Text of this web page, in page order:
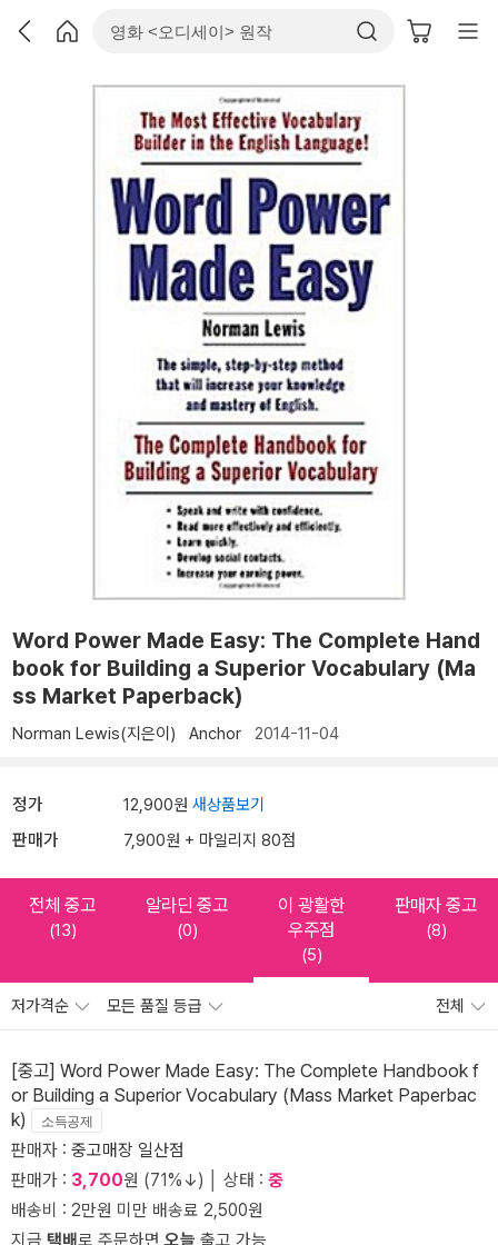
Word Power Made Easy: The Complete Hand
book for Building a Superior Vocabulary (Ma
ss Market Paperback)
Norman Lewis(지은이) Anchor 2014-11-04
정가 12,900원 새상품보기
판매가 7,900원 + 마일리지 80점
전체 중고
(13)
알라딘 중고
(0)
이 광활한
우주점
(5)
판매자 중고
(8)
저가격순 모든 품질 등급 전체
[중고] Word Power Made Easy: The Complete Handbook f
or Building a Superior Vocabulary (Mass Market Paperbac
k)
소득공제
판매자 : 중고매장 일산점
판매가 : 3,700원 (71%↓) │ 상태 : 중
배송비 : 2만원 미만 배송료 2,500원
지금 택배로 주문하면오늘 출고 가능